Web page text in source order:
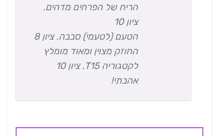
הריח של הפרחים מדהים.
ציון 10
הטעם (לטעמי) סבבה. ציון 8
החוזק מצוין ומאוד מומלץ
לקטגוריה T15. ציון 10
אהבתי!